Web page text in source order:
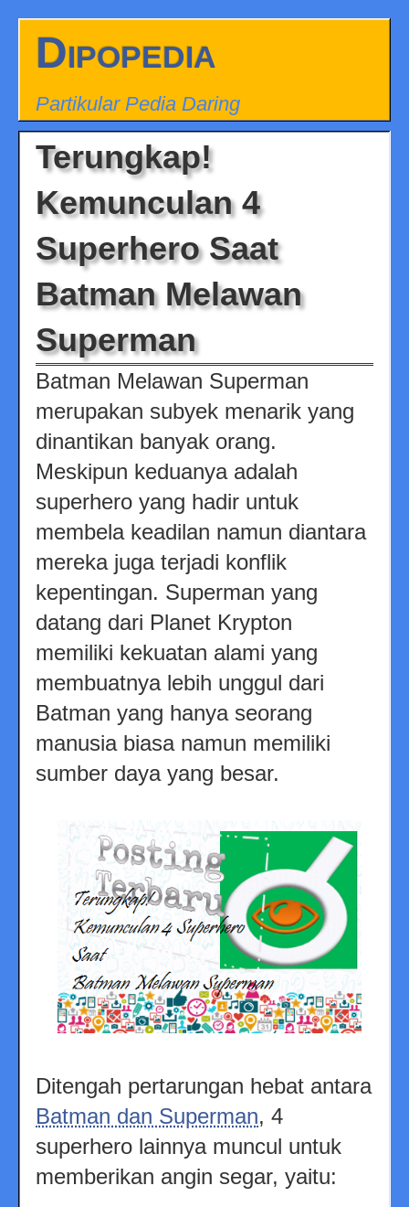
Dipopedia
Partikular Pedia Daring
Terungkap!
Kemunculan 4
Superhero Saat
Batman Melawan
Superman
Batman Melawan Superman
merupakan subyek menarik yang
dinantikan banyak orang.
Meskipun keduanya adalah
superhero yang hadir untuk
membela keadilan namun diantara
mereka juga terjadi konflik
kepentingan. Superman yang
datang dari Planet Krypton
memiliki kekuatan alami yang
membuatnya lebih unggul dari
Batman yang hanya seorang
manusia biasa namun memiliki
sumber daya yang besar.
Ditengah pertarungan hebat antara
Batman dan Superman, 4
superhero lainnya muncul untuk
memberikan angin segar, yaitu: